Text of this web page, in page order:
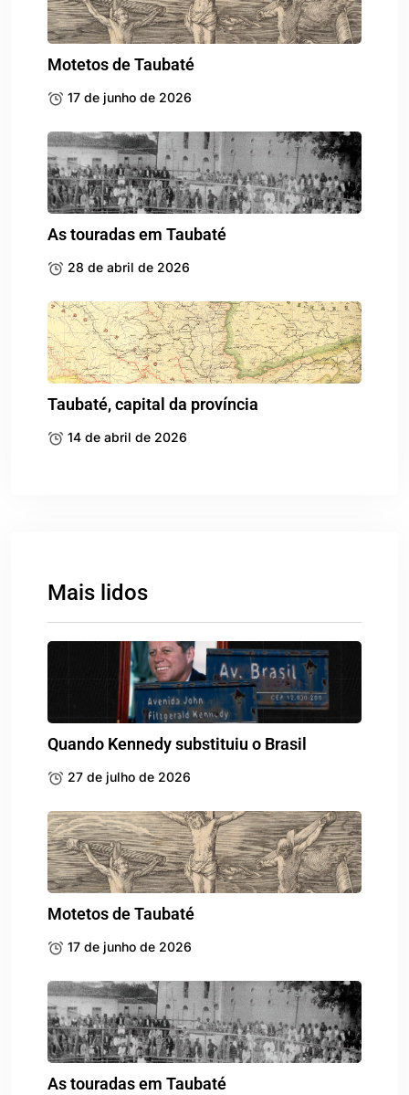
Motetos de Taubaté
17 de junho de 2026
As touradas em Taubaté
28 de abril de 2026
Taubaté, capital da província
14 de abril de 2026
Mais lidos
Quando Kennedy substituiu o Brasil
27 de julho de 2026
Motetos de Taubaté
17 de junho de 2026
As touradas em Taubaté